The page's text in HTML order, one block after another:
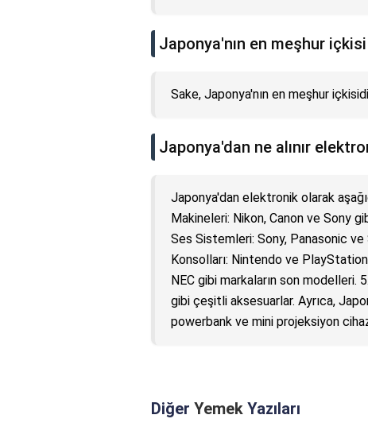
Japonya'nın en meşhur
Sake, Japonya'nın en meşhur
Japonya'dan ne alınır
Japonya'dan elektronik olarak
Makineleri: Nikon, Canon ve Sony
Ses Sistemleri: Sony, Panasonic ve
Konsolları: Nintendo ve
NEC gibi markaların son modelleri.
gibi çeşitli aksesuarlar. Ayrıca,
powerbank ve mini projeksiyon
Diğer Yemek Yazıları